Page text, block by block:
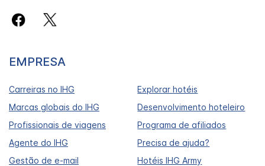
EMPRESA
Carreiras no IHG
Explorar hotéis
Marcas globais do IHG
Desenvolvimento hoteleiro
Profissionais de viagens
Programa de afiliados
Agente do IHG
Precisa de ajuda?
Gestão de e-mail
Hotéis IHG Army